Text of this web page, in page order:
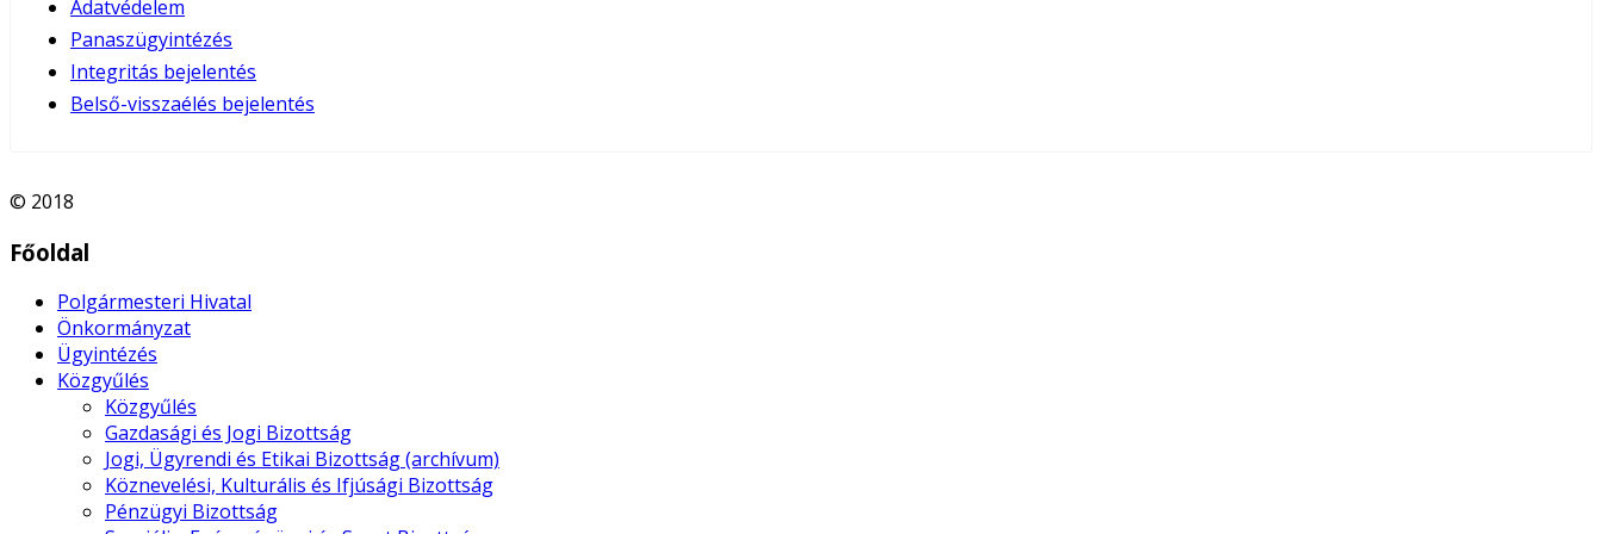
Adatvédelem
Panaszügyintézés
Integritás bejelentés
Belső-visszaélés bejelentés
© 2018
Főoldal
Polgármesteri Hivatal
Önkormányzat
Ügyintézés
Közgyűlés
Közgyűlés
Gazdasági és Jogi Bizottság
Jogi, Ügyrendi és Etikai Bizottság (archívum)
Köznevelési, Kulturális és Ifjúsági Bizottság
Pénzügyi Bizottság